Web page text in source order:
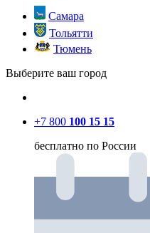
Самара
Тольятти
Тюмень
Выберите ваш город
+7 800 100 15 15
бесплатно по России